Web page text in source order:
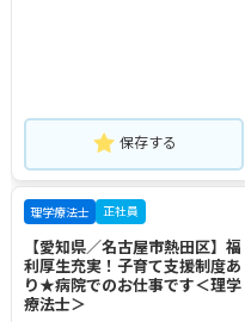
保存する
理学療法士 正社員
【愛知県／名古屋市熱田区】福
利厚生充実！子育て支援制度あ
り★病院でのお仕事です＜理学
療法士＞